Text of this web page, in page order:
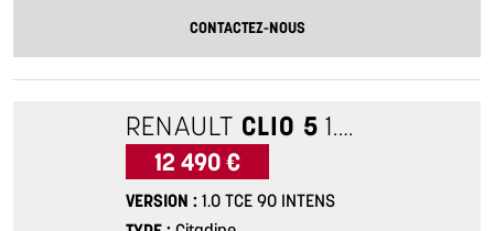
CONTACTEZ-NOUS
RENAULT CLIO 5 1.0 TCE 90 INTENS
12 490 €
VERSION
1.0 TCE 90 INTENS